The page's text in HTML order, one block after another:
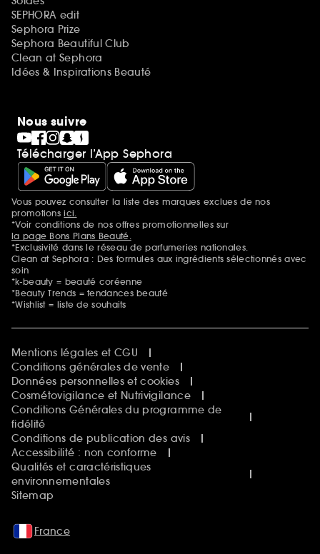
SEPHORA edit
Sephora Prize
Sephora Beautiful Club
Clean at Sephora
Idées & Inspirations Beauté
Nous suivre
Télécharger l’App Sephora
Mentions additionnelles
Vous pouvez consulter la liste des marques exclues de nos
promotionsici.
*Voir conditions de nos offres promotionnelles sur
la page Bons Plans Beauté.
*Exclusivité dans le réseau de parfumeries nationales.
Clean at Sephora : Des formules aux ingrédients sélectionnés avec
soin
*k-beauty = beauté coréenne
*Beauty Trends = tendances beauté
*Wishlist = liste de souhaits
Mentions légales et CGU
Conditions générales de vente
Données personnelles et cookies
Cosmétovigilance et Nutrivigilance
Conditions Générales du programme de
fidélité
Conditions de publication des avis
Accessibilité : non conforme
Qualités et caractéristiques
environnementales
Sitemap
France